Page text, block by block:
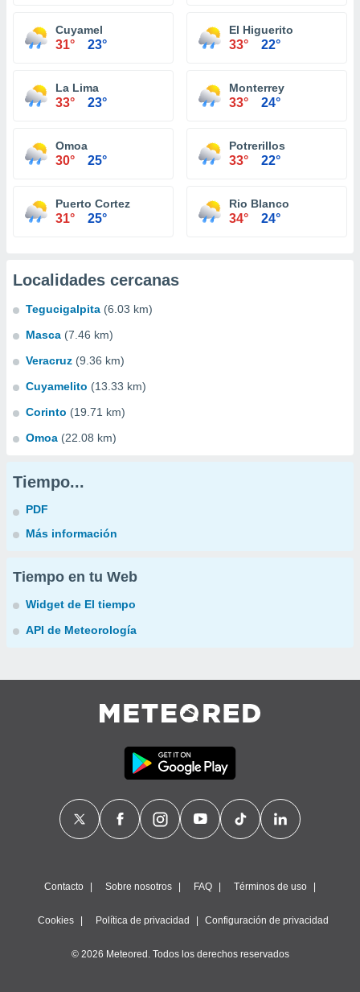
Cuyamel
31° 23°
El Higuerito
33° 22°
La Lima
33° 23°
Monterrey
33° 24°
Omoa
30° 25°
Potrerillos
33° 22°
Puerto Cortez
31° 25°
Rio Blanco
34° 24°
Localidades cercanas
Tegucigalpita (6.03 km)
Masca (7.46 km)
Veracruz (9.36 km)
Cuyamelito (13.33 km)
Corinto (19.71 km)
Omoa (22.08 km)
Tiempo...
PDF
Más información
Tiempo en tu Web
Widget de El tiempo
API de Meteorología
Contacto Sobre nosotros FAQ Términos de uso
Cookies Política de privacidad Configuración de privacidad
© 2026 Meteored. Todos los derechos reservados